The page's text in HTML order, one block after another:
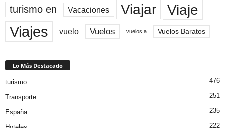
turismo en Vacaciones Viajar Viaje
Viajes vuelo Vuelos vuelos a Vuelos Baratos
Lo Más Destacado
turismo 476
Transporte 251
España 235
222